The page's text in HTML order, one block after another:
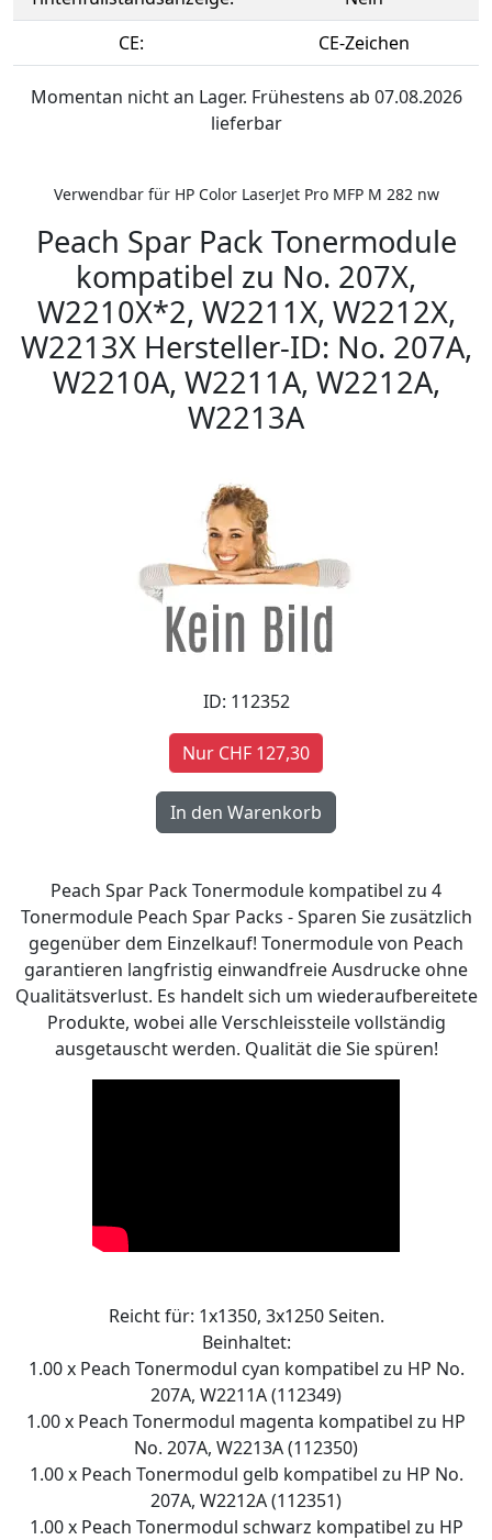
CE:
CE-Zeichen
Momentan nicht an Lager. Frühestens ab 07.08.2026
lieferbar
Verwendbar für HP Color LaserJet Pro MFP M 282 nw
Peach Spar Pack Tonermodule
kompatibel zu No. 207X,
W2210X*2, W2211X, W2212X,
W2213X Hersteller-ID: No. 207A,
W2210A, W2211A, W2212A,
W2213A
ID: 112352
Nur CHF 127,30
Peach Spar Pack Tonermodule kompatibel zu 4
Tonermodule Peach Spar Packs - Sparen Sie zusätzlich
gegenüber dem Einzelkauf! Tonermodule von Peach
garantieren langfristig einwandfreie Ausdrucke ohne
Qualitätsverlust. Es handelt sich um wiederaufbereitete
Produkte, wobei alle Verschleissteile vollständig
ausgetauscht werden. Qualität die Sie spüren!
Reicht für: 1x1350, 3x1250 Seiten.
Beinhaltet:
1.00 x Peach Tonermodul cyan kompatibel zu HP No.
207A, W2211A (112349)
1.00 x Peach Tonermodul magenta kompatibel zu HP
No. 207A, W2213A (112350)
1.00 x Peach Tonermodul gelb kompatibel zu HP No.
207A, W2212A (112351)
1.00 x Peach Tonermodul schwarz kompatibel zu HP